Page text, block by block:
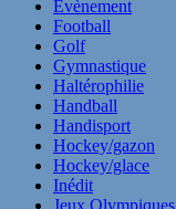
Evènement
Football
Golf
Gymnastique
Haltérophilie
Handball
Handisport
Hockey/gazon
Hockey/glace
Inédit
Jeux Olympiques